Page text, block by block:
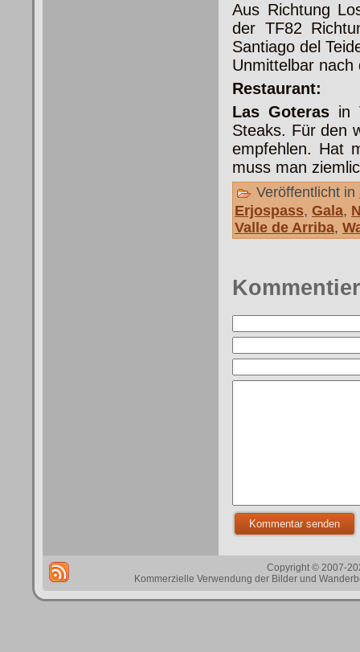
Aus Richtung
der TF82
Santiago del
Unmittelbar
Restaurant:
Las Goteras in
Steaks. Für den
empfehlen. Hat
muss man
Veröffentlicht in
Erjospass, Gala,
Valle de Arriba,
Copyright © 2007-
Kommerzielle Verwendung der Bilder und